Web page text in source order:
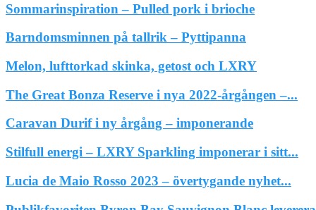
Sommarinspiration – Pulled pork i brioche
Barndomsminnen på tallrik – Pyttipanna
Melon, lufttorkad skinka, getost och LXRY
The Great Bonza Reserve i nya 2022-årgången –...
Caravan Durif i ny årgång – imponerande
Stilfull energi – LXRY Sparkling imponerar i sitt...
Lucia de Maio Rosso 2023 – övertygande nyhet...